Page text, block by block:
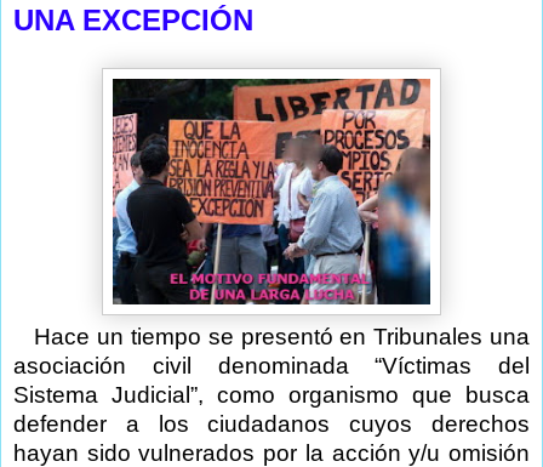
UNA EXCEPCIÓN
Hace un tiempo se presentó en Tribunales una
asociación civil denominada “Víctimas del
Sistema Judicial”, como organismo que busca
defender a los ciudadanos cuyos derechos
hayan sido vulnerados por la acción y/u omisión